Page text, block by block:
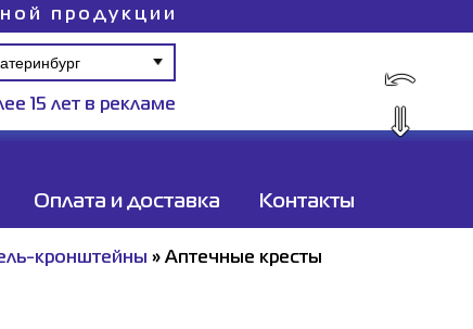
⇓
⤺
продукции
15 лет в рекламе
Оплата и доставка Контакты
кронштейны » Аптечные кресты